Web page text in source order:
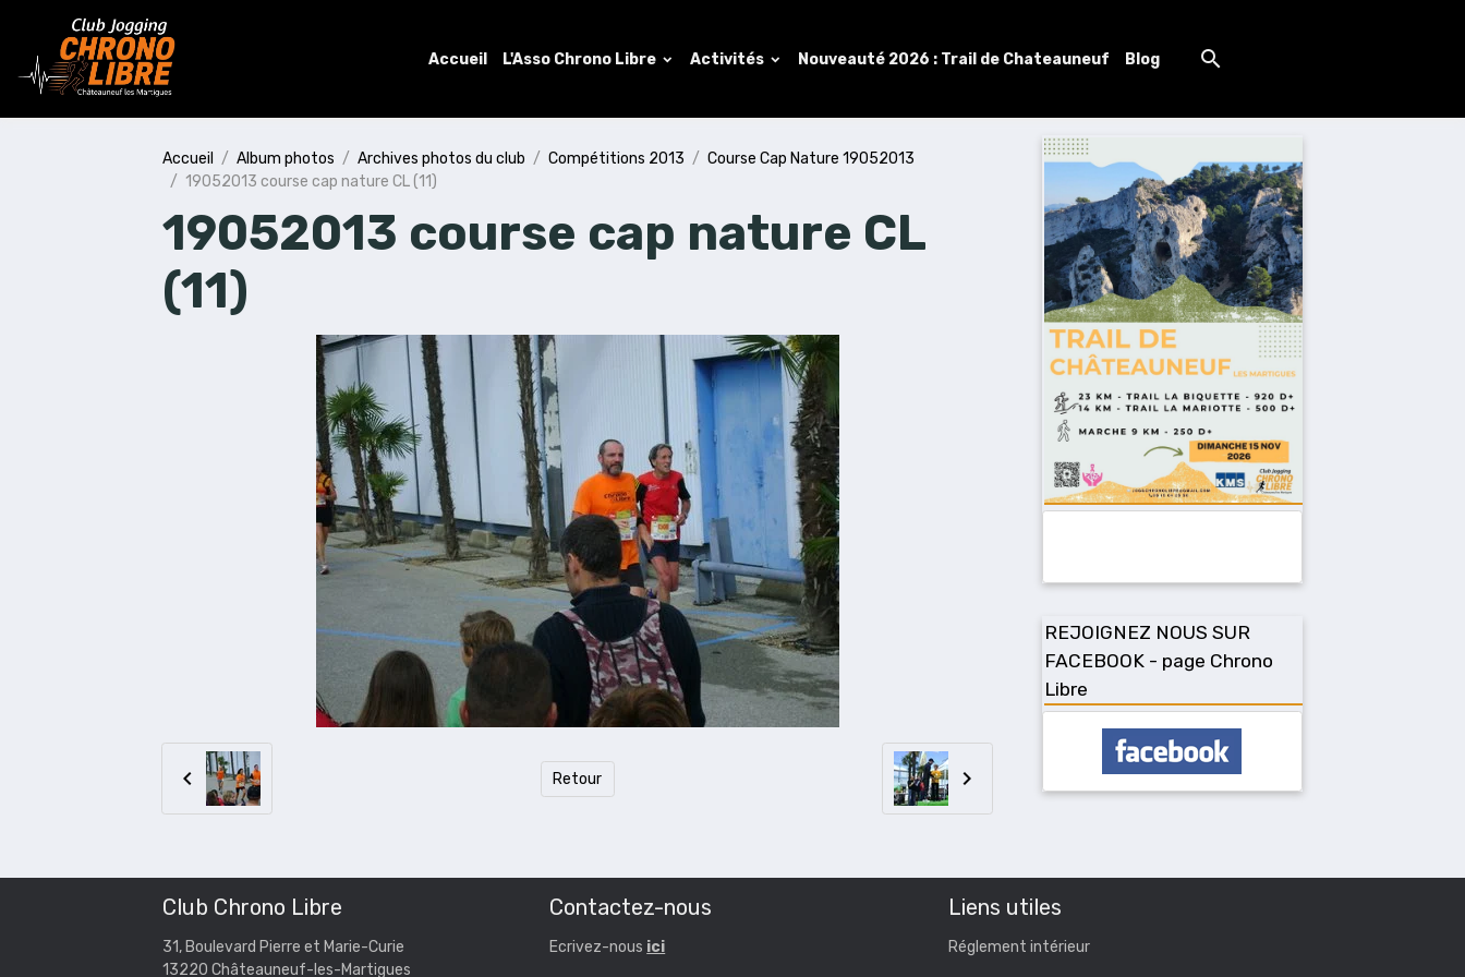
Accueil L'Asso Chrono Libre Activités Nouveauté 2026 : Trail de Chateauneuf Blog
Accueil Album photos Archives photos du club Compétitions 2013
Course Cap Nature 19052013
19052013 course cap nature CL (11)
19052013 course cap nature CL
(11)
Retour
REJOIGNEZ NOUS SUR
FACEBOOK - page Chrono
Libre
Club Chrono Libre
31, Boulevard Pierre et Marie-Curie
13220 Châteauneuf-les-Martigues
Contactez-nous
Ecrivez-nous ici
Liens utiles
Réglement intérieur